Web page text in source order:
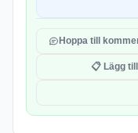
Hoppa till
📋 Lägg